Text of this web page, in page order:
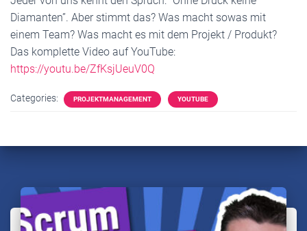
Diamanten”. Aber stimmt das? Was macht sowas mit
einem Team? Was macht es mit dem Projekt / Produkt?
Das komplette Video auf YouTube:
https://youtu.be/ZfKsjUeuV0Q
Categories: PROJEKTMANAGEMENT YOUTUBE